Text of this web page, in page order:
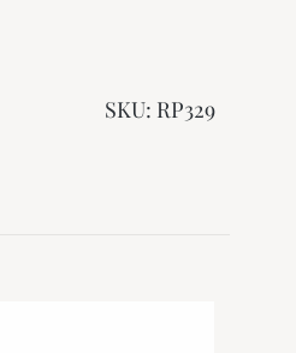
SKU: RP329